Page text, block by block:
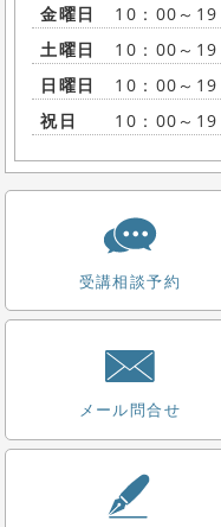
金曜日
10：00～19
土曜日
10：00～19
日曜日
10：00～19
祝日
10：00～19
受講相談予約
メール問合せ